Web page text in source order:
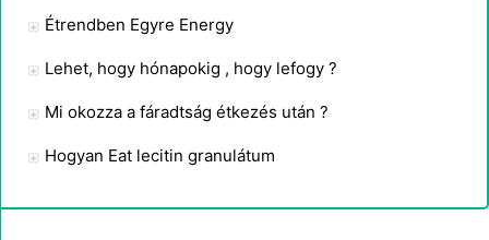
Étrendben Egyre Energy
Lehet, hogy hónapokig , hogy lefogy ?
Mi okozza a fáradtság étkezés után ?
Hogyan Eat lecitin granulátum